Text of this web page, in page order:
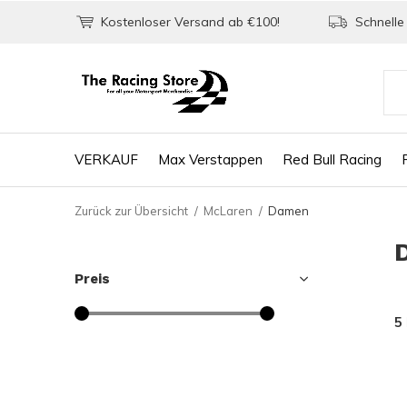
VERKAUF Max Verstappen Red Bull Racing
Kostenloser Versand ab €100!
Zurück zur Übersicht McLaren Damen
5
Preis